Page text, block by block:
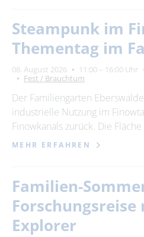
Steampunk im
Thementag im
08. August 2026 11:00 – 16:00 Uhr
Fest / Brauchtum
Der Familiengarten
industrielle Nutzung im
Finowkanals zurück. Die
MEHR ERFAHREN
Familien-
Explorer